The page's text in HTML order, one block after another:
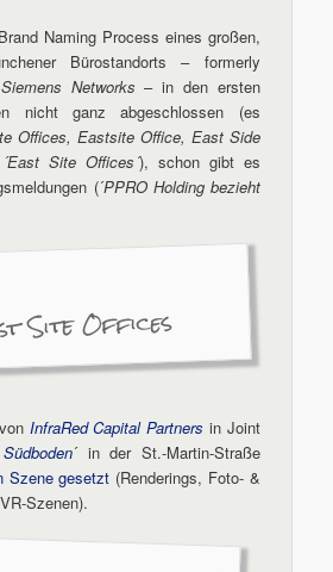
Naming Process eines großen,
Bürostandorts – formerly
Networks – in den ersten
nicht ganz abgeschlossen (es
Offices, Eastsite Office, East Side
Site Offices´), schon gibt es
(´PPRO Holding bezieht
Site Offices
InfraRed Capital Partners in Joint
´ in der St.-Martin-Straße
Szene gesetzt (Renderings, Foto- &
Szenen).